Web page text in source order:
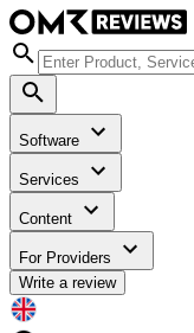
Software
Services
Content
For Providers
Write a review